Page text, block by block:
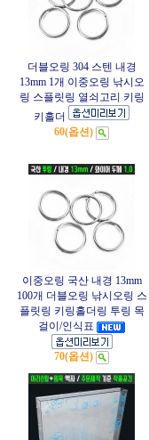
더블오링 304 스텐 내경
13mm 1개 이중오링 낚시오
링 스플릿링 열쇠고리 키링
키홀더
60(옵션)
이중오링 국산 내경 13mm
100개 더블오링 낚시오링 스
플릿링 키링홀더링 투링 목
걸이/인식표
70(옵션)